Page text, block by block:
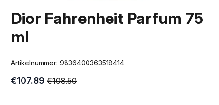
Dior Fahrenheit Parfum 75
ml
Artikelnummer:9836400363518414
€108.50
Oorspronkelijke
€107.89
Huidige